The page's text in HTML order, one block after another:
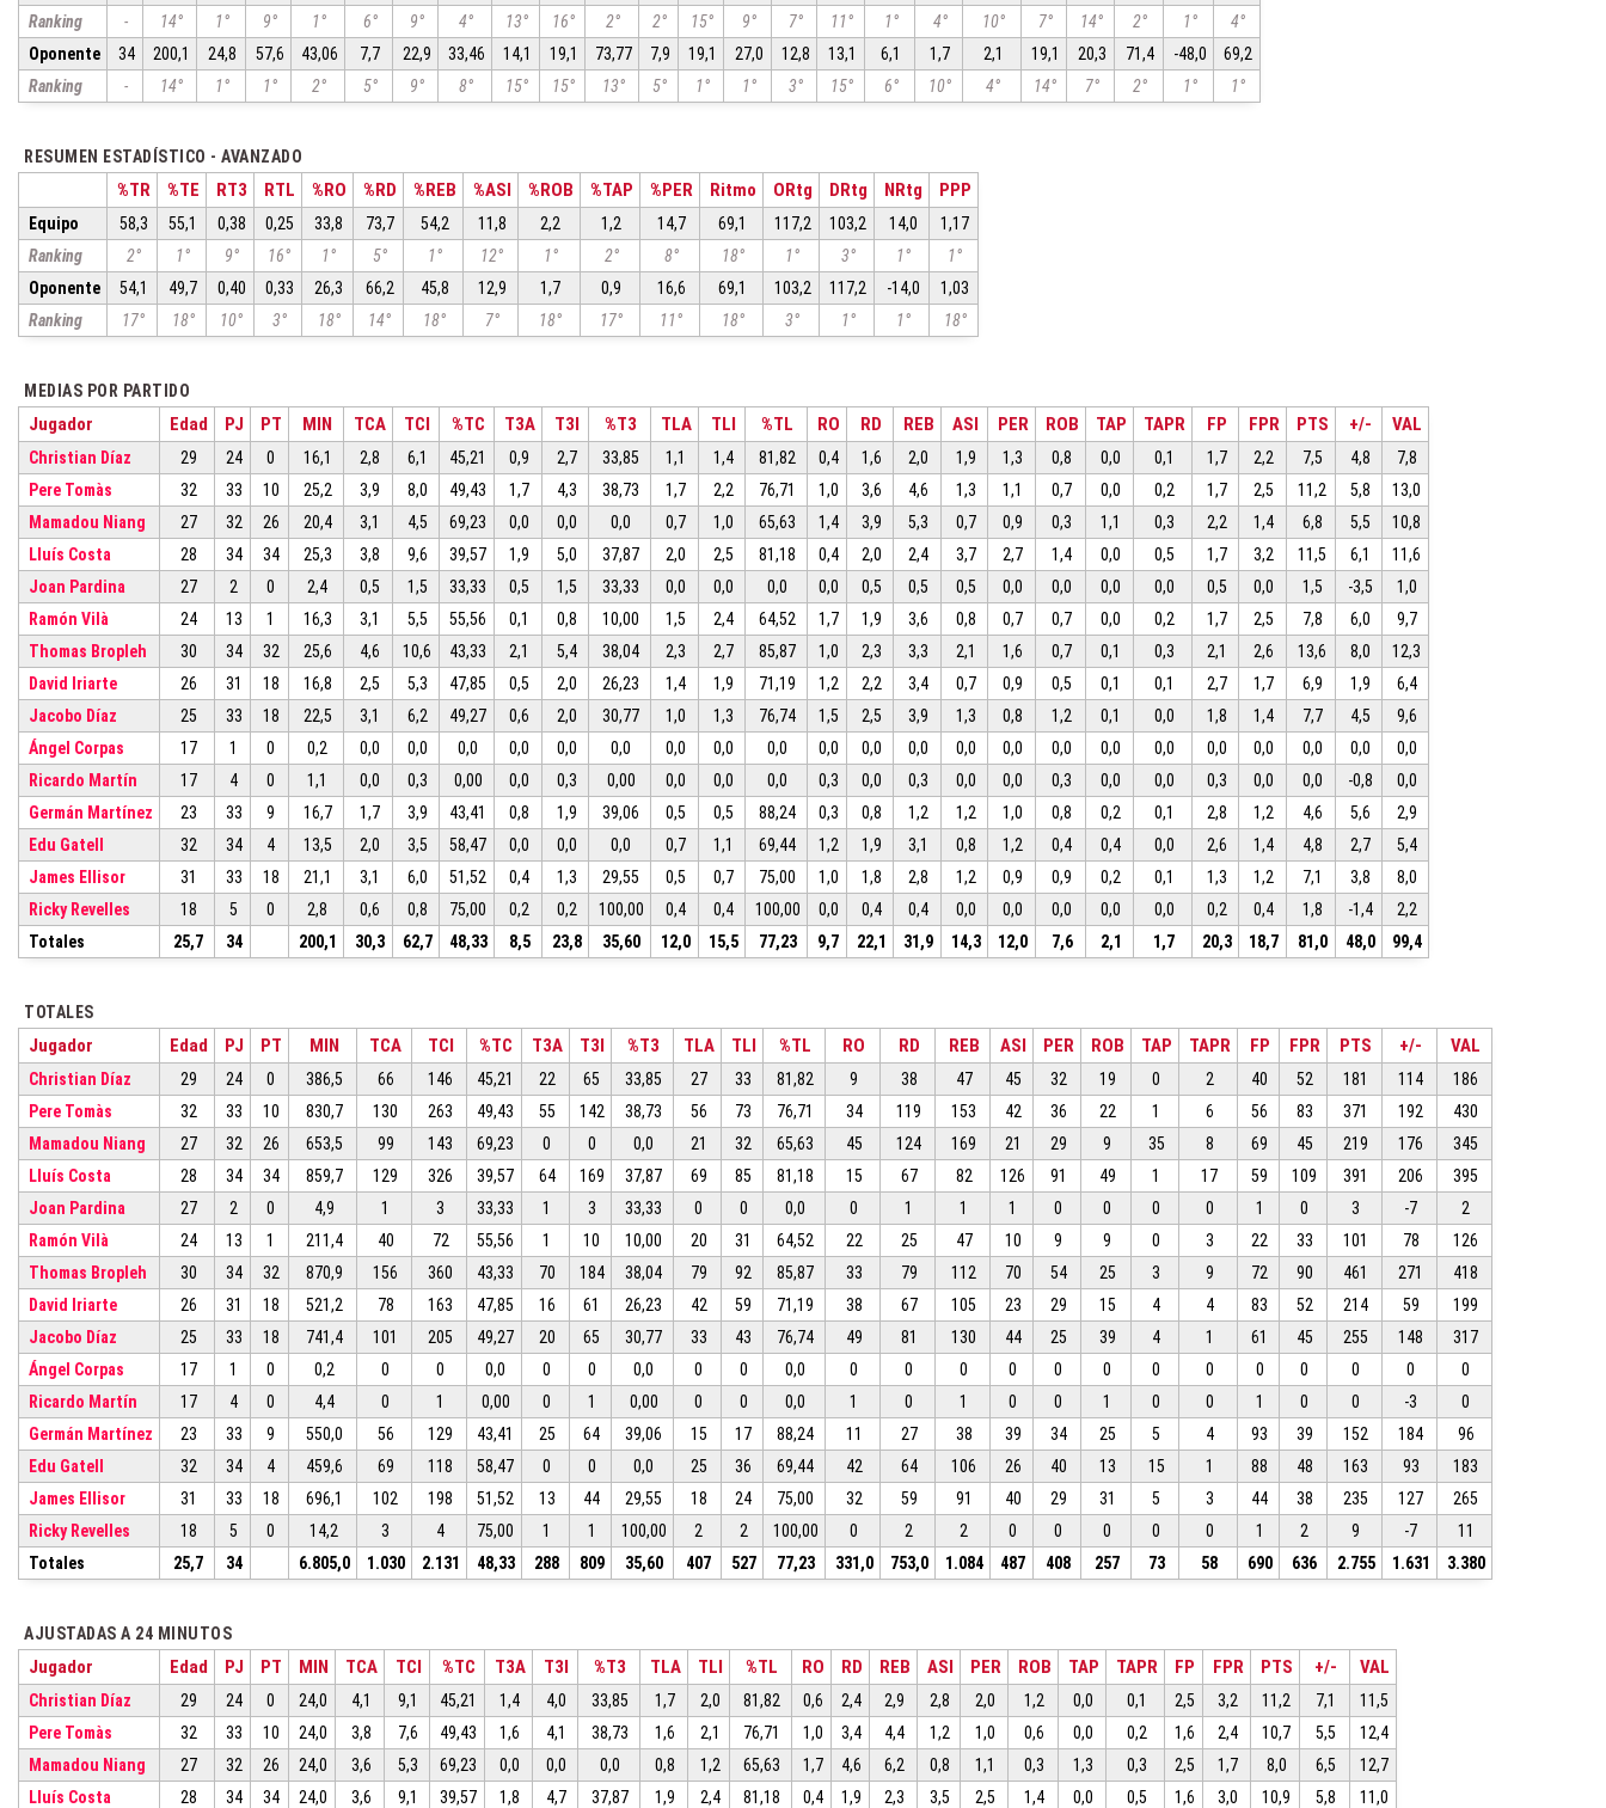
Ranking
- 14° 1° 9° 1° 6° 9° 4° 13° 16° 2° 2° 15° 9° 7° 11° 1° 4° 10° 7° 14° 2° 1°
4°
Oponente
34 200,1 24,8 57,6 43,06 7,7 22,9 33,46 14,1 19,1 73,77 7,9 19,1 27,0 12,8 13,1 6,1 1,7 2,1 19,1 20,3 71,4 -48,0
69,2
Ranking
- 14° 1° 1° 2° 5° 9° 8° 15° 15° 13° 5° 1° 1° 3° 15° 6° 10° 4° 14° 7° 2° 1° 1°
RESUMEN ESTADÍSTICO - AVANZADO
%TR %TE RT3 RTL %RO %RD %REB %ASI %ROB %TAP %PER Ritmo ORtg DRtg NRtg PPP
Equipo 58,3 55,1 0,38 0,25 33,8 73,7 54,2 11,8 2,2 1,2 14,7 69,1 117,2 103,2 14,0
1,17
Ranking
2° 1° 9° 16° 1° 5° 1° 12° 1° 2° 8° 18° 1° 3° 1°
1°
Oponente
54,1 49,7 0,40 0,33 26,3 66,2 45,8 12,9 1,7 0,9 16,6 69,1 103,2 117,2 -14,0
1,03
Ranking
17° 18° 10° 3° 18° 14° 18° 7° 18° 17° 11° 18° 3° 1° 1° 18°
MEDIAS POR PARTIDO
Jugador Edad PJ PT MIN TCA TCI %TC T3A T3I %T3 TLA TLI %TL RO RD REB ASI PER ROB TAP TAPR FP FPR PTS +/- VAL
Christian Díaz 29 24 0 16,1 2,8 6,1 45,21 0,9 2,7 33,85 1,1 1,4 81,82 0,4 1,6 2,0 1,9 1,3 0,8 0,0 0,1 1,7 2,2 7,5 4,8
7,8
Pere Tomàs
32 33 10 25,2 3,9 8,0 49,43 1,7 4,3 38,73 1,7 2,2 76,71 1,0 3,6 4,6 1,3 1,1 0,7 0,0 0,2 1,7 2,5 11,2 5,8
13,0
Mamadou Niang
27 32 26 20,4 3,1 4,5 69,23 0,0 0,0 0,0 0,7 1,0 65,63 1,4 3,9 5,3 0,7 0,9 0,3 1,1 0,3 2,2 1,4 6,8 5,5
10,8
Lluís Costa
28 34 34 25,3 3,8 9,6 39,57 1,9 5,0 37,87 2,0 2,5 81,18 0,4 2,0 2,4 3,7 2,7 1,4 0,0 0,5 1,7 3,2 11,5 6,1
11,6
Joan Pardina
27 2 0 2,4 0,5 1,5 33,33 0,5 1,5 33,33 0,0 0,0 0,0 0,0 0,5 0,5 0,5 0,0 0,0 0,0 0,0 0,5 0,0 1,5 -3,5
1,0
Ramón Vilà
24 13 1 16,3 3,1 5,5 55,56 0,1 0,8 10,00 1,5 2,4 64,52 1,7 1,9 3,6 0,8 0,7 0,7 0,0 0,2 1,7 2,5 7,8 6,0
9,7
Thomas Bropleh
30 34 32 25,6 4,6 10,6 43,33 2,1 5,4 38,04 2,3 2,7 85,87 1,0 2,3 3,3 2,1 1,6 0,7 0,1 0,3 2,1 2,6 13,6 8,0
12,3
David Iriarte
26 31 18 16,8 2,5 5,3 47,85 0,5 2,0 26,23 1,4 1,9 71,19 1,2 2,2 3,4 0,7 0,9 0,5 0,1 0,1 2,7 1,7 6,9 1,9
6,4
Jacobo Díaz
25 33 18 22,5 3,1 6,2 49,27 0,6 2,0 30,77 1,0 1,3 76,74 1,5 2,5 3,9 1,3 0,8 1,2 0,1 0,0 1,8 1,4 7,7 4,5
9,6
Ángel Corpas
17 1 0 0,2 0,0 0,0 0,0 0,0 0,0 0,0 0,0 0,0 0,0 0,0 0,0 0,0 0,0 0,0 0,0 0,0 0,0 0,0 0,0 0,0 0,0
0,0
Ricardo Martín
17 4 0 1,1 0,0 0,3 0,00 0,0 0,3 0,00 0,0 0,0 0,0 0,3 0,0 0,3 0,0 0,0 0,3 0,0 0,0 0,3 0,0 0,0 -0,8
0,0
Germán Martínez
23 33 9 16,7 1,7 3,9 43,41 0,8 1,9 39,06 0,5 0,5 88,24 0,3 0,8 1,2 1,2 1,0 0,8 0,2 0,1 2,8 1,2 4,6 5,6
2,9
Edu Gatell
32 34 4 13,5 2,0 3,5 58,47 0,0 0,0 0,0 0,7 1,1 69,44 1,2 1,9 3,1 0,8 1,2 0,4 0,4 0,0 2,6 1,4 4,8 2,7
5,4
James Ellisor
31 33 18 21,1 3,1 6,0 51,52 0,4 1,3 29,55 0,5 0,7 75,00 1,0 1,8 2,8 1,2 0,9 0,9 0,2 0,1 1,3 1,2 7,1 3,8
8,0
Ricky Revelles
18 5 0 2,8 0,6 0,8 75,00 0,2 0,2 100,00 0,4 0,4 100,00 0,0 0,4 0,4 0,0 0,0 0,0 0,0 0,0 0,2 0,4 1,8 -1,4
2,2
Totales
25,7 34 200,1 30,3 62,7 48,33 8,5 23,8 35,60 12,0 15,5 77,23 9,7 22,1 31,9 14,3 12,0 7,6 2,1 1,7 20,3 18,7 81,0 48,0 99,4
TOTALES
Jugador Edad PJ PT MIN TCA TCI %TC T3A T3I %T3 TLA TLI %TL RO RD REB ASI PER ROB TAP TAPR FP FPR PTS +/- VAL
Christian Díaz 29 24 0 386,5 66 146 45,21 22 65 33,85 27 33 81,82 9 38 47 45 32 19 0 2 40 52 181 114
186
Pere Tomàs
32 33 10 830,7 130 263 49,43 55 142 38,73 56 73 76,71 34 119 153 42 36 22 1 6 56 83 371 192
430
Mamadou Niang
27 32 26 653,5 99 143 69,23 0 0 0,0 21 32 65,63 45 124 169 21 29 9 35 8 69 45 219 176
345
Lluís Costa
28 34 34 859,7 129 326 39,57 64 169 37,87 69 85 81,18 15 67 82 126 91 49 1 17 59 109 391 206
395
Joan Pardina
27 2 0 4,9 1 3 33,33 1 3 33,33 0 0 0,0 0 1 1 1 0 0 0 0 1 0 3 -7
2
Ramón Vilà
24 13 1 211,4 40 72 55,56 1 10 10,00 20 31 64,52 22 25 47 10 9 9 0 3 22 33 101 78
126
Thomas Bropleh
30 34 32 870,9 156 360 43,33 70 184 38,04 79 92 85,87 33 79 112 70 54 25 3 9 72 90 461 271
418
David Iriarte
26 31 18 521,2 78 163 47,85 16 61 26,23 42 59 71,19 38 67 105 23 29 15 4 4 83 52 214 59
199
Jacobo Díaz
25 33 18 741,4 101 205 49,27 20 65 30,77 33 43 76,74 49 81 130 44 25 39 4 1 61 45 255 148
317
Ángel Corpas
17 1 0 0,2 0 0 0,0 0 0 0,0 0 0 0,0 0 0 0 0 0 0 0 0 0 0 0 0
0
Ricardo Martín
17 4 0 4,4 0 1 0,00 0 1 0,00 0 0 0,0 1 0 1 0 0 1 0 0 1 0 0 -3
0
Germán Martínez
23 33 9 550,0 56 129 43,41 25 64 39,06 15 17 88,24 11 27 38 39 34 25 5 4 93 39 152 184
96
Edu Gatell
32 34 4 459,6 69 118 58,47 0 0 0,0 25 36 69,44 42 64 106 26 40 13 15 1 88 48 163 93
183
James Ellisor
31 33 18 696,1 102 198 51,52 13 44 29,55 18 24 75,00 32 59 91 40 29 31 5 3 44 38 235 127
265
Ricky Revelles
18 5 0 14,2 3 4 75,00 1 1 100,00 2 2 100,00 0 2 2 0 0 0 0 0 1 2 9 -7
11
Totales
25,7 34 6.805,0 1.030 2.131 48,33 288 809 35,60 407 527 77,23 331,0 753,0 1.084 487 408 257 73 58 690 636 2.755 1.631 3.380
AJUSTADAS A 24 MINUTOS
Jugador Edad PJ PT MIN TCA TCI %TC T3A T3I %T3 TLA TLI %TL RO RD REB ASI PER ROB TAP TAPR FP FPR PTS +/- VAL
Christian Díaz 29 24 0 24,0 4,1 9,1 45,21 1,4 4,0 33,85 1,7 2,0 81,82 0,6 2,4 2,9 2,8 2,0 1,2 0,0 0,1 2,5 3,2 11,2 7,1
11,5
Pere Tomàs
32 33 10 24,0 3,8 7,6 49,43 1,6 4,1 38,73 1,6 2,1 76,71 1,0 3,4 4,4 1,2 1,0 0,6 0,0 0,2 1,6 2,4 10,7 5,5
12,4
Mamadou Niang
27 32 26 24,0 3,6 5,3 69,23 0,0 0,0 0,0 0,8 1,2 65,63 1,7 4,6 6,2 0,8 1,1 0,3 1,3 0,3 2,5 1,7 8,0 6,5
12,7
Lluís Costa
28 34 34 24,0 3,6 9,1 39,57 1,8 4,7 37,87 1,9 2,4 81,18 0,4 1,9 2,3 3,5 2,5 1,4 0,0 0,5 1,6 3,0 10,9 5,8
11,0